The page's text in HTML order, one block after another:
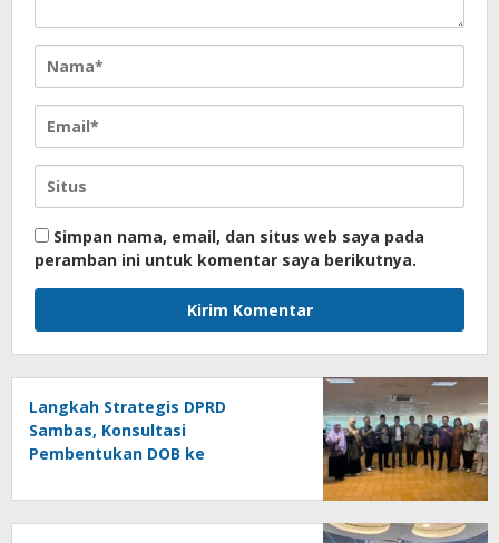
Simpan nama, email, dan situs web saya pada
peramban ini untuk komentar saya berikutnya.
Langkah Strategis DPRD
Sambas, Konsultasi
Pembentukan DOB ke